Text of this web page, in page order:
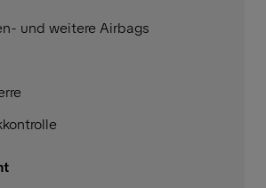
und weitere Airbags